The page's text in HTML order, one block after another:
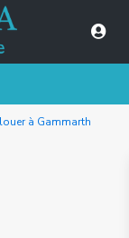
à Gammarth